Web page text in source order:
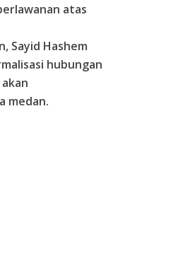
atas
Sayid Hashem
hubungan
medan.